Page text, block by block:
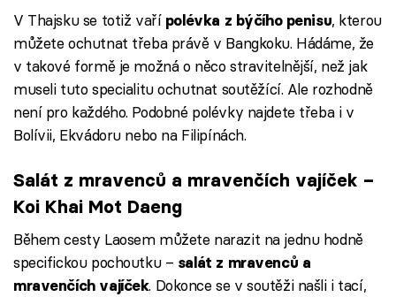
V Thajsku se totiž vaří polévka z býčího penisu, kterou
můžete ochutnat třeba právě v Bangkoku. Hádáme, že
v takové formě je možná o něco stravitelnější, než jak
museli tuto specialitu ochutnat soutěžící. Ale rozhodně
není pro každého. Podobné polévky najdete třeba i v
Bolívii, Ekvádoru nebo na Filipínách.
Salát z mravenců a mravenčích vajíček –
Koi Khai Mot Daeng
Během cesty Laosem můžete narazit na jednu hodně
specifickou pochoutku – salát z mravenců a
mravenčích vajíček. Dokonce se v soutěži našli i tací,